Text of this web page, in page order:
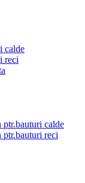
calde
reci
ptr.bauturi calde
ptr.bauturi reci